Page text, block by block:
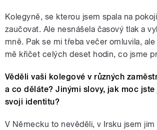
Kolegyně, se kterou jsem spala na
zaučovat. Ale nesnášela časový tlak a
mně. Pak se mi třeba večer omluvila,
mě křičet celých deset hodin, co jsme
Věděli vaši kolegové v různých
a co děláte? Jinými slovy, jak moc
svoji identitu?
V Německu to nevěděli, v Irsku jsem jim